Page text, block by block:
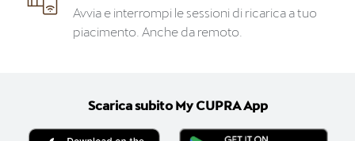
Avvia e interrompi le sessioni di ricarica a tuo
piacimento. Anche da remoto.
Scarica subito My CUPRA App